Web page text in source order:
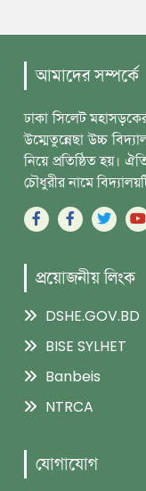
আমাদের সম্পর্কে
ঢাকা সিলেট
উম্মেতুন্নেছা উচ্চ
নিয়ে প্রতিষ্ঠিত হয়।
চৌধুরীর নামে
প্রয়োজনীয় লিংক
DSHE.GOV.BD
BISE SYLHET
Banbeis
NTRCA
যোগাযোগ